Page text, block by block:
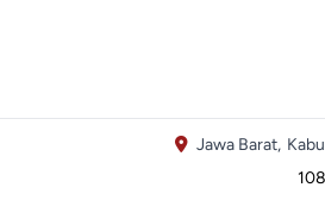
Jawa Barat,